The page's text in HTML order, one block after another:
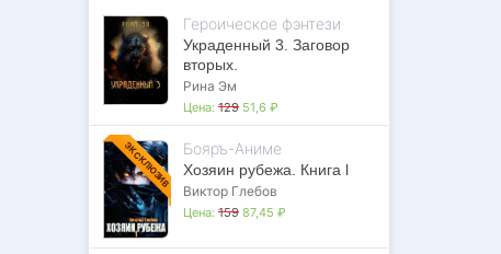
Героическое фэнтези
Украденный 3. Заговор
вторых.
Рина Эм
Цена: 129 51,6 ₽
ЭКСКЛЮЗИВ Бояръ-Аниме
Хозяин рубежа. Книга l
Виктор Глебов
Цена: 159 87,45 ₽